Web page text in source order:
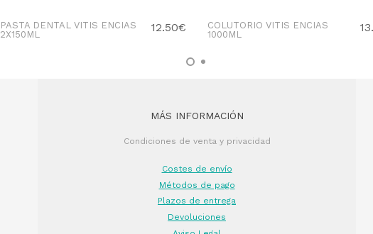
PASTA DENTAL VITIS ENCIAS
2X150ML
12.50€
COLUTORIO VITIS ENCIAS
1000ML
MÁS INFORMACIÓN
Condiciones de venta y privacidad
Costes de envío
Métodos de pago
Plazos de entrega
Devoluciones